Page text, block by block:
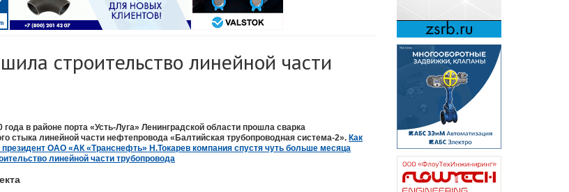
строительство линейной части
года в районе порта «Усть-Луга» Ленинградской области прошла сварка
стыка линейной части нефтепровода «Балтийская трубопроводная система-2». Как
ОАО «АК «Транснефть» Н.Токарев компания спустя чуть больше месяца
линейной части трубопровода